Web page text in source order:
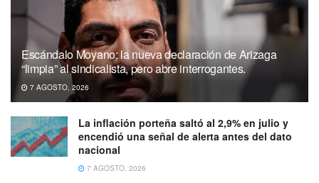
Escándalo Moyano: la nueva declaración de Arizaga
“limpia” al sindicalista, pero abre interrogantes.
7 AGOSTO, 2026
La inflación porteña saltó al 2,9% en julio y
encendió una señal de alerta antes del dato
nacional
7 AGOSTO, 2026